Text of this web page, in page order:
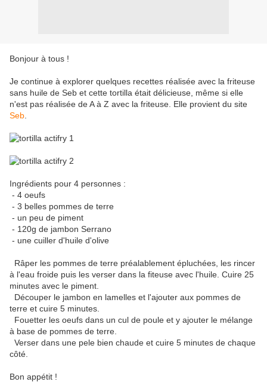
Bonjour à tous !
Je continue à explorer quelques recettes réalisée avec la friteuse
sans huile de Seb et cette tortilla était délicieuse, même si elle
n'est pas réalisée de A à Z avec la friteuse. Elle provient du site
Seb
Ingrédients pour 4 personnes :
- 4 oeufs
- 3 belles pommes de terre
- un peu de piment
- 120g de jambon Serrano
- une cuiller d'huile d'olive
Râper les pommes de terre préalablement épluchées, les rincer
à l'eau froide puis les verser dans la fiteuse avec l'huile. Cuire 25
minutes avec le piment.
Découper le jambon en lamelles et l'ajouter aux pommes de
terre et cuire 5 minutes.
Fouetter les oeufs dans un cul de poule et y ajouter le mélange
à base de pommes de terre.
Verser dans une pele bien chaude et cuire 5 minutes de chaque
côté.
Bon appétit !